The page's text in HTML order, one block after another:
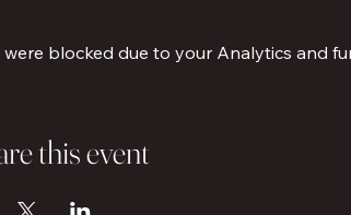
blocked due to your Analytics and
this event